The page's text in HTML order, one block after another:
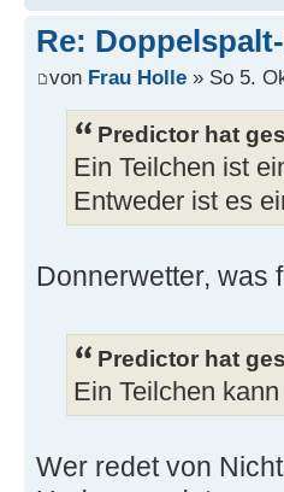
Re:
von Frau Holle » So 5.
Predictor hat
Ein Teilchen ist
Entweder ist es
Donnerwetter, was
Predictor hat
Ein Teilchen
Wer redet von